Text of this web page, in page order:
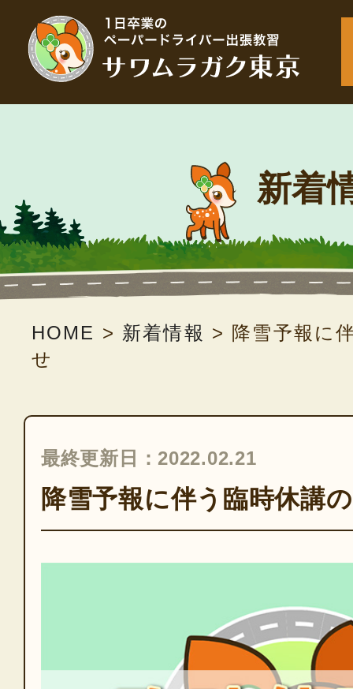
新着
HOME > 新着情報 > 降雪予報に
せ
降雪予報に伴う臨時休講
最終更新日：2022.02.21